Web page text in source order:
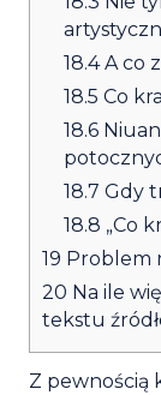
18.4A co
18.5 Co
18.6
18.7 Gdy
18.8 „Co
19 Problem
20 Na ile
tekstu
Z pewnością